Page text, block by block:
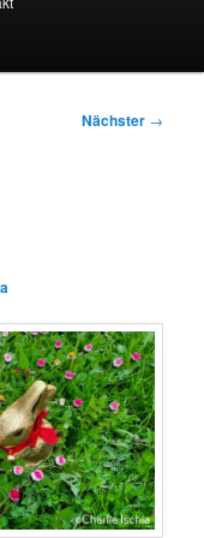
Nächster →